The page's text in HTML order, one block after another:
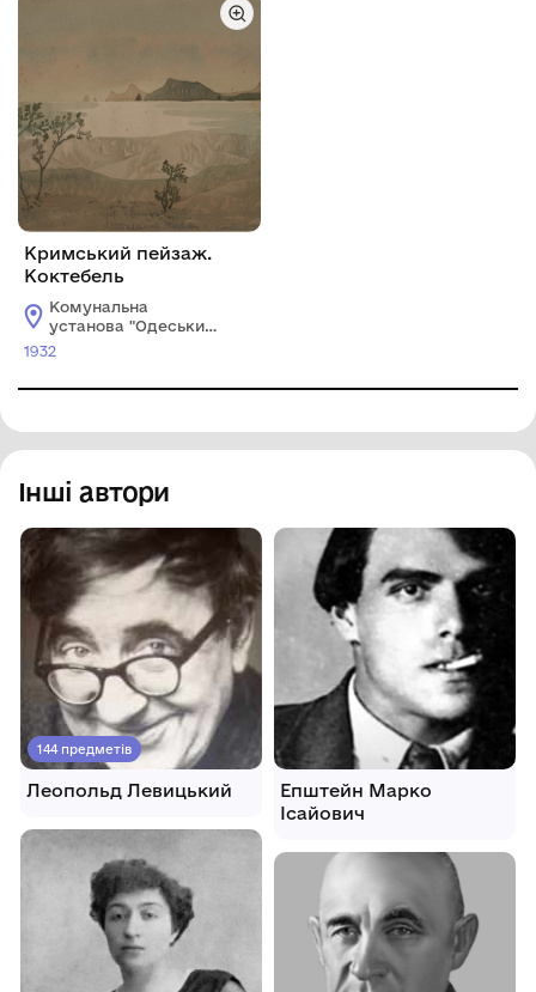
Кримський пейзаж.
Коктебель
Комунальна
установа "Одеський
національний
1932
Інші автори
144 предметів
Леопольд Левицький
Епштейн Марко
Ісайович